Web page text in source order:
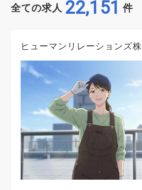
全ての求人 22,151 件
ヒューマンリレーションズ